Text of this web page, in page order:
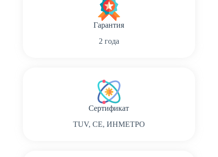
Гарантия
2 года
Сертификат
TUV, CE, ИНМЕТРО